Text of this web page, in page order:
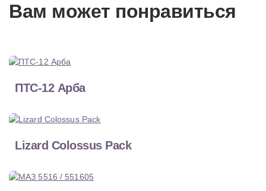
Вам может понравиться
ПТС-12 Арба
Lizard Colossus Pack